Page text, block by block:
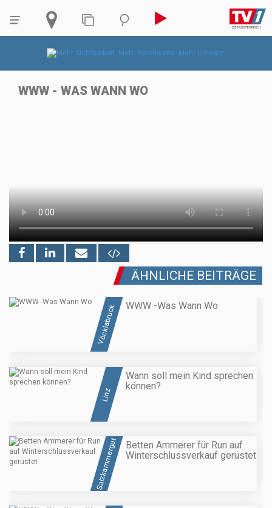
WWW - WAS WANN WO
ÄHNLICHE BEITRÄGE
Vöcklabruck WWW -Was Wann Wo
Linz
Wann soll mein Kind sprechen
können?
Salzkammergut
Betten Ammerer für Run auf
Winterschlussverkauf gerüstet